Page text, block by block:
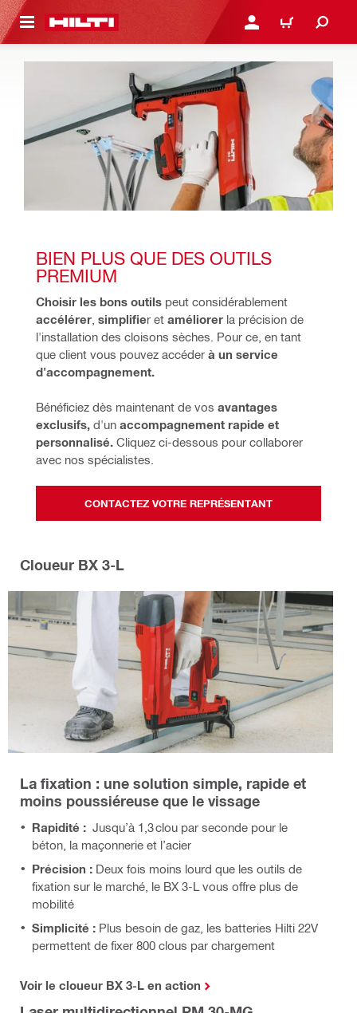
SE CONNECTER OU
PANIER
BIEN PLUS QUE DES OUTILS
PREMIUM
Choisir les bons outils
accélérer simplifier et améliorer la précision de
l'installation des cloisons sèches. Pour ce, en tant
que client vous pouvez accéder à un service
d'accompagnement.
Bénéficiez dès maintenant de vos avantages
exclusifs, d'un accompagnement rapide et
personnalisé. Cliquez ci-dessous pour collaborer
avec nos spécialistes.
CONTACTEZ VOTRE REPRÉSENTANT
Cloueur BX 3-L
La fixation : une solution simple, rapide et
moins poussiéreuse que le vissage
Rapidité : Jusqu’à 1,3 clou par seconde pour le
béton, la maçonnerie et l’acier
Précision : Deux fois moins lourd que les outils de
fixation sur le marché, le BX 3-L vous offre plus de
mobilité
Simplicité : Plus besoin de gaz, les batteries Hilti 22V
permettent de fixer 800 clous par chargement
Voir le cloueur BX 3-L en action